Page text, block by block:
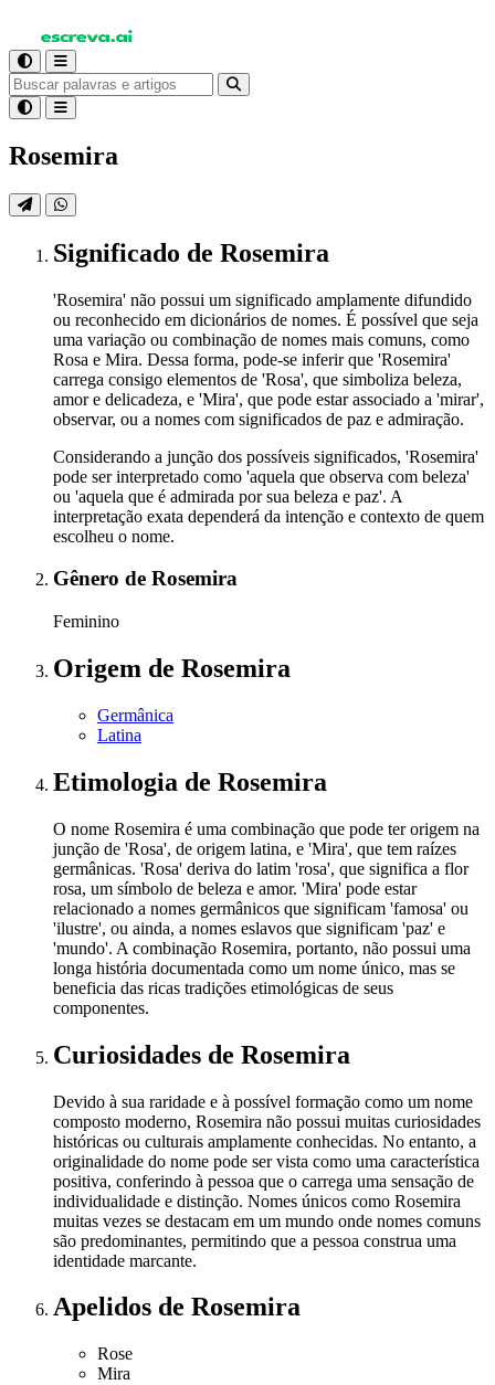
Rosemira
Significado de Rosemira
'Rosemira' não possui um significado amplamente difundido
ou reconhecido em dicionários de nomes. É possível que seja
uma variação ou combinação de nomes mais comuns, como
Rosa e Mira. Dessa forma, pode-se inferir que 'Rosemira'
carrega consigo elementos de 'Rosa', que simboliza beleza,
amor e delicadeza, e 'Mira', que pode estar associado a 'mirar',
observar, ou a nomes com significados de paz e admiração.
Considerando a junção dos possíveis significados, 'Rosemira'
pode ser interpretado como 'aquela que observa com beleza'
ou 'aquela que é admirada por sua beleza e paz'. A
interpretação exata dependerá da intenção e contexto de quem
escolheu o nome.
Gênero de Rosemira
Feminino
Origem de Rosemira
Germânica
Latina
Etimologia de Rosemira
O nome Rosemira é uma combinação que pode ter origem na
junção de 'Rosa', de origem latina, e 'Mira', que tem raízes
germânicas. 'Rosa' deriva do latim 'rosa', que significa a flor
rosa, um símbolo de beleza e amor. 'Mira' pode estar
relacionado a nomes germânicos que significam 'famosa' ou
'ilustre', ou ainda, a nomes eslavos que significam 'paz' e
'mundo'. A combinação Rosemira, portanto, não possui uma
longa história documentada como um nome único, mas se
beneficia das ricas tradições etimológicas de seus
componentes.
Curiosidades de Rosemira
Devido à sua raridade e à possível formação como um nome
composto moderno, Rosemira não possui muitas curiosidades
históricas ou culturais amplamente conhecidas. No entanto, a
originalidade do nome pode ser vista como uma característica
positiva, conferindo à pessoa que o carrega uma sensação de
individualidade e distinção. Nomes únicos como Rosemira
muitas vezes se destacam em um mundo onde nomes comuns
são predominantes, permitindo que a pessoa construa uma
identidade marcante.
Apelidos de Rosemira
Rose
Mira